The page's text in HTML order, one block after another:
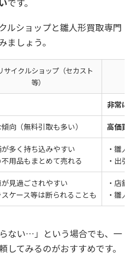
ルショップと雛人形買取専門
ましょう。
サイクルショップ（セカスト
等）
非常に
向（無料引取も多い） 高価買
が多く持ち込みやすい
不用品もまとめて売れる
・雛
・出
が見過ごされやすい
スケース等は断られることも
・店
・雛
ない…」という場合でも、一
してみるのがおすすめです。